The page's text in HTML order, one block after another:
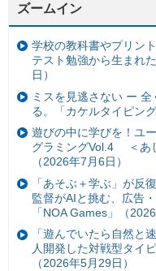
ズームイン
学校の教科書やプリン
テスト勉強から生まれ
日）
ミスを見逃さない ー
る。「カケルタイピン
遊びの中に学びを！ユ
グラミングVol.4 ＜あ
（2026年7月6日）
「あそぶ＋学ぶ」が反
監督がAIと挑む、広告
「NOA Games」（
「遊んでいたら自然と
人開発した対戦型タイ
（2026年5月29日）